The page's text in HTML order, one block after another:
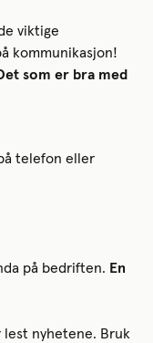
viktige
kommunikasjon!
som er bra med
telefon eller
på bedriften. En
lest nyhetene. Bruk